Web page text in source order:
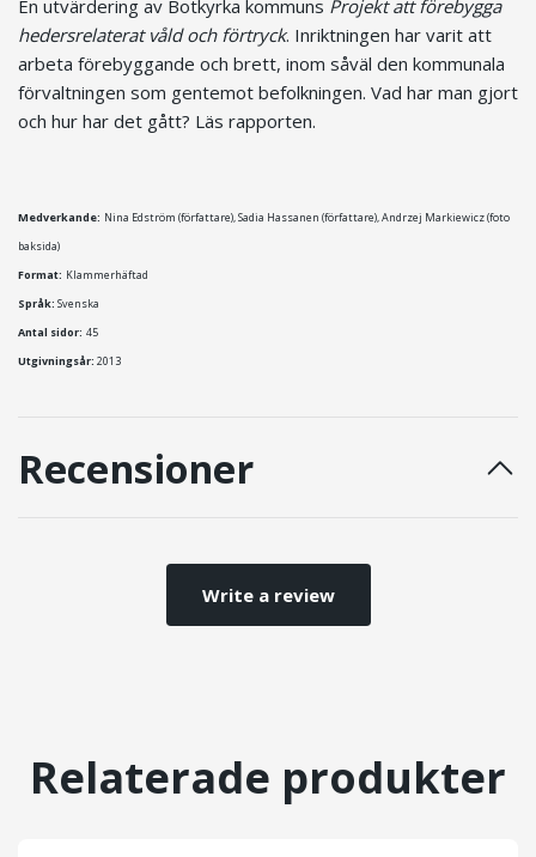
En utvärdering av Botkyrka kommuns Projekt att förebygga
hedersrelaterat våld och förtryck. Inriktningen har varit att
arbeta förebyggande och brett, inom såväl den kommunala
förvaltningen som gentemot befolkningen. Vad har man gjort
och hur har det gått? Läs rapporten.
Medverkande: Nina Edström (författare), Sadia Hassanen (författare),Andrzej Markiewicz (foto
baksida)
Format: Klammerhäftad
Språk: Svenska
Antal sidor: 45
Utgivningsår: 2013
Recensioner
Write a review
Relaterade produkter